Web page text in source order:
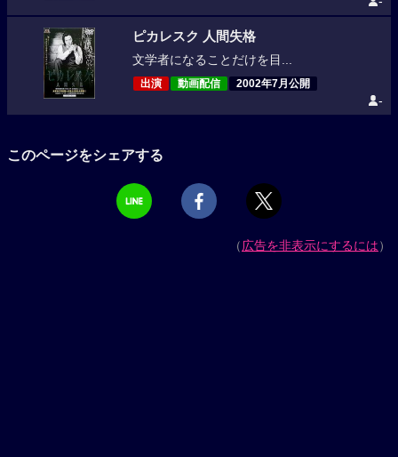
ピカレスク 人間失格
文学者になることだけを目...
出演 動画配信 2002年7月公開
-
このページをシェアする
（広告を非表示にするには）